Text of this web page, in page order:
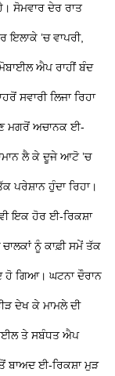
ਸੋਮਵਾਰ ਦੇਰ ਰਾਤ
ਇਲਾਕੇ ’ਚ ਵਾਪਰੀ,
ਐਪ ਰਾਹੀਂ ਬੰਦ
ਸਵਾਰੀ ਲਿਜਾ ਰਿਹਾ
ਮਗਰੋਂ ਅਚਾਨਕ ਈ-
ਲੈ ਕੇ ਦੂਜੇ ਆਟੋ ’ਚ
ਪਰੇਸ਼ਾਨ ਹੁੰਦਾ ਰਿਹਾ।
ਇਕ ਹੋਰ ਈ-ਰਿਕਸ਼ਾ
ਨੂੰ ਕਾਫ਼ੀ ਸਮੇਂ ਤੱਕ
ਗਿਆ। ਘਟਨਾ ਦੌਰਾਨ
ਦੇਖ ਕੇ ਮਾਮਲੇ ਦੀ
ਤੇ ਸਬੰਧਤ ਐਪ
ਬਾਅਦ ਈ-ਰਿਕਸ਼ਾ ਮੁੜ